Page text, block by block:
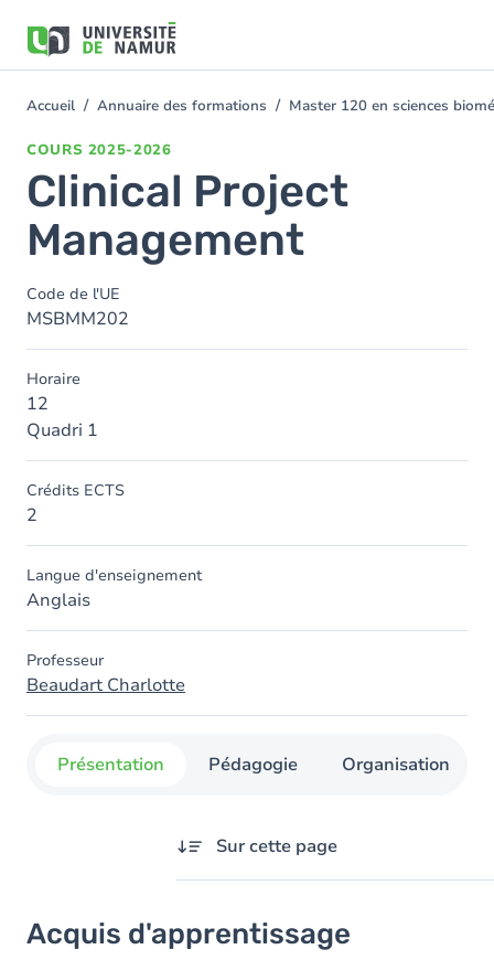
contenu
You
Accueil Annuaire des formations Master 120 en sciences
COURS 2025-2026
Clinical Project
Management
Code de l'UE
MSBMM202
Horaire
12
Quadri 1
Crédits ECTS
2
Langue d'enseignement
Anglais
Professeur
Beaudart Charlotte
Présentation Pédagogie Organisation
Sur cette page
Objectifs
Acquis d'apprentissage